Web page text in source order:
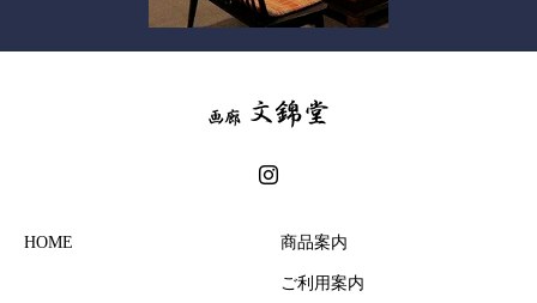
HOME 商品案内
ご利用案内